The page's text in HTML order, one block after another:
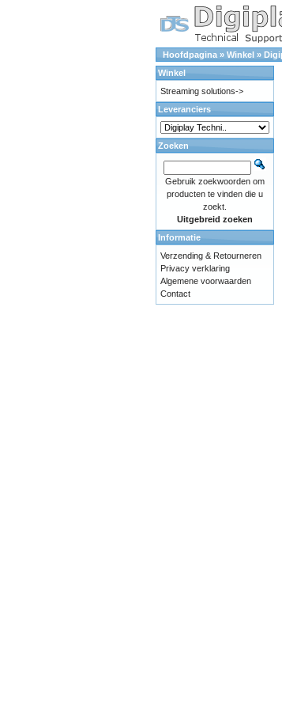
Hoofdpagina » Winkel »
Winkel
Streaming solutions->
Leveranciers
Zoeken
Gebruik zoekwoorden om
producten te vinden die u
zoekt.
Uitgebreid zoeken
Informatie
Verzending & Retourneren
Privacy verklaring
Algemene voorwaarden
Contact